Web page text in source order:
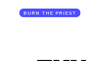
BURN THE PRIEST